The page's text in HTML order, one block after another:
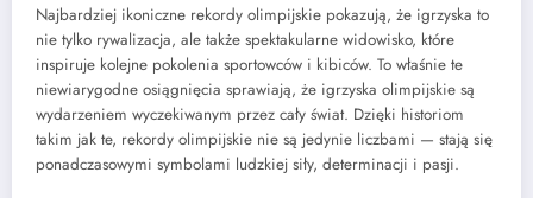
Najbardziej ikoniczne rekordy olimpijskie pokazują, że igrzyska to
nie tylko rywalizacja, ale także spektakularne widowisko, które
inspiruje kolejne pokolenia sportowców i kibiców. To właśnie te
niewiarygodne osiągnięcia sprawiają, że igrzyska olimpijskie są
wydarzeniem wyczekiwanym przez cały świat. Dzięki historiom
takim jak te, rekordy olimpijskie nie są jedynie liczbami — stają się
ponadczasowymi symbolami ludzkiej siły, determinacji i pasji.